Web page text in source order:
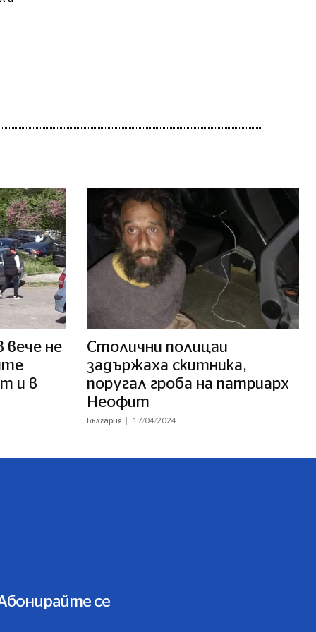
вече не
и в
Столични полицаи
задържаха скитника,
поругал гроба на патриарх
Неофит
България 17/04/2024
се